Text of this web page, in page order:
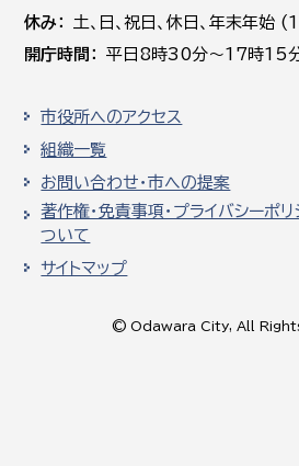
休み
土､日､祝日、休日、年末年
開庁時間
平日8時30分～17時15
市役所へのアクセス
組織一覧
お問い合わせ・市への提案
著作権・免責事項・プライバシーポリ
ついて
サイトマップ
© Odawara City, All